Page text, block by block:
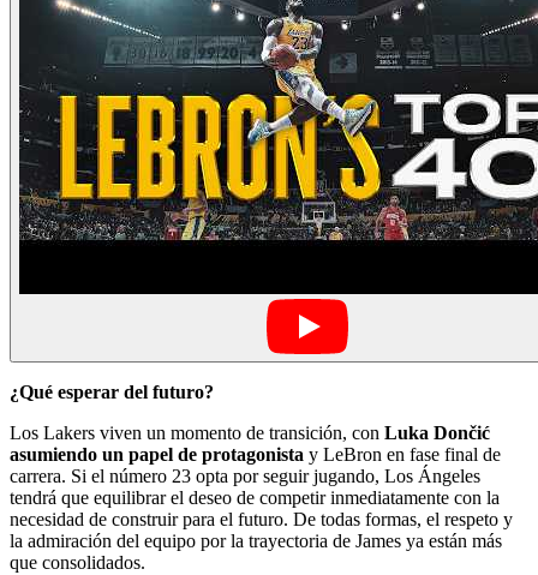
¿Qué esperar del futuro?
Los Lakers viven un momento de transición, con Luka Dončić
asumiendo un papel de protagonista y LeBron en fase final de
carrera. Si el número 23 opta por seguir jugando, Los Ángeles
tendrá que equilibrar el deseo de competir inmediatamente con la
necesidad de construir para el futuro. De todas formas, el respeto y
la admiración del equipo por la trayectoria de James ya están más
que consolidados.